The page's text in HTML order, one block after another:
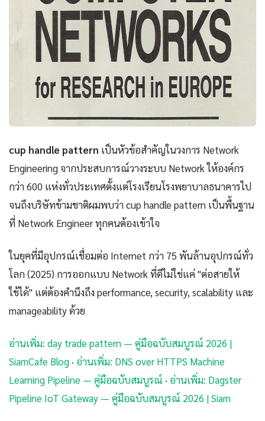
cup handle pattern เป็นหัวข้อสำคัญในวงการ Network
Engineering จากประสบการณ์วางระบบ Network ให้องค์กร
กว่า 600 แห่งทั่วประเทศตั้งแต่โรงเรียนโรงพยาบาลธนาคารไป
จนถึงบริษัทข้ามชาติผมพบว่า cup handle pattern เป็นพื้นฐาน
ที่ Network Engineer ทุกคนต้องเข้าใจ
ในยุคที่มีอุปกรณ์เชื่อมต่อ Internet กว่า 75 พันล้านอุปกรณ์ทั่ว
โลก (2025) การออกแบบ Network ที่ดีไม่ใช่แค่ "ต่อสายให้
ใช้ได้" แต่ต้องคำนึงถึง performance, security, scalability และ
manageability ด้วย
อ่านเพิ่ม: day trade pattern — คู่มือฉบับสมบูรณ์ 2026 |
SiamCafe Blog · อ่านเพิ่ม: DNS over HTTPS Machine
Learning Pipeline — คู่มือฉบับสมบูรณ์ · อ่านเพิ่ม: Dagster
Pipeline IoT Gateway — คู่มือฉบับสมบูรณ์ 2026 | Siam